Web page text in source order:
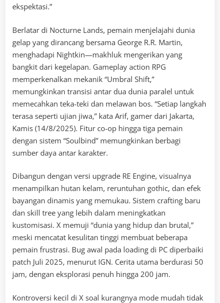
ekspektasi.”
Berlatar di Nocturne Lands, pemain menjelajahi dunia
gelap yang dirancang bersama George R.R. Martin,
menghadapi Nightkin—makhluk mengerikan yang
bangkit dari kegelapan. Gameplay action RPG
memperkenalkan mekanik “Umbral Shift,”
memungkinkan transisi antar dua dunia paralel untuk
memecahkan teka-teki dan melawan bos. “Setiap langkah
terasa seperti ujian jiwa,” kata Arif, gamer dari Jakarta,
Kamis (14/8/2025). Fitur co-op hingga tiga pemain
dengan sistem “Soulbind” memungkinkan berbagi
sumber daya antar karakter.
Dibangun dengan versi upgrade RE Engine, visualnya
menampilkan hutan kelam, reruntuhan gothic, dan efek
bayangan dinamis yang memukau. Sistem crafting baru
dan skill tree yang lebih dalam meningkatkan
kustomisasi. X memuji “dunia yang hidup dan brutal,”
meski mencatat kesulitan tinggi membuat beberapa
pemain frustrasi. Bug awal pada loading di PC diperbaiki
patch Juli 2025, menurut IGN. Cerita utama berdurasi 50
jam, dengan eksplorasi penuh hingga 200 jam.
Kontroversi kecil di X soal kurangnya mode mudah tidak